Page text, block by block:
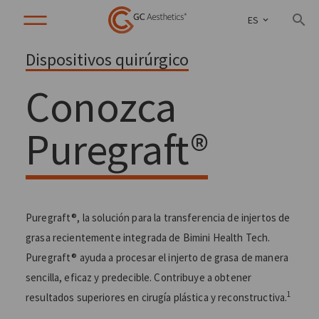
ES
Dispositivos quirúrgico
Conozca
Puregraft®
Puregraft®, la solución para la transferencia de injertos de
grasa recientemente integrada de Bimini Health Tech.
Puregraft® ayuda a procesar el injerto de grasa de manera
sencilla, eficaz y predecible. Contribuye a obtener
resultados superiores en cirugía plástica y reconstructiva.1